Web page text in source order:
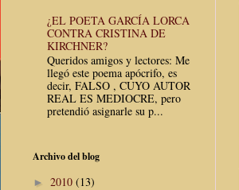
¿EL POETA GARCÍA LORCA
CONTRA CRISTINA DE
KIRCHNER?
Queridos amigos y lectores: Me
llegó este poema apócrifo, es
decir, FALSO , CUYO AUTOR
REAL ES MEDIOCRE, pero
pretendió asignarle su p...
Archivo del blog
► 2010 (13)